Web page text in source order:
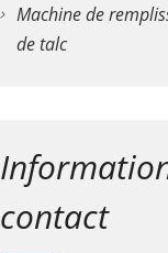
Machine de
de talc
contact